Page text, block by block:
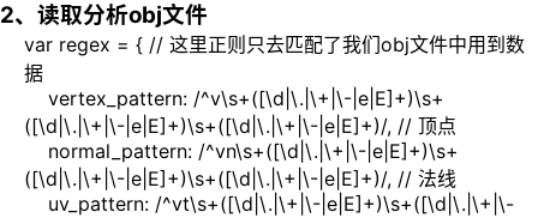
2、读取分析obj文件
var regex = { // 这里正则只去匹配了我们obj文件中用到数
据
vertex_pattern: /^v\s+([\d|\.|\+|\-|e|E]+)\s+
([\d|\.|\+|\-|e|E]+)\s+([\d|\.|\+|\-|e|E]+)/, // 顶点
normal_pattern: /^vn\s+([\d|\.|\+|\-|e|E]+)\s+
([\d|\.|\+|\-|e|E]+)\s+([\d|\.|\+|\-|e|E]+)/, // 法线
uv_pattern: /^vt\s+([\d|\.|\+|\-|e|E]+)\s+([\d|\.|\+|\-